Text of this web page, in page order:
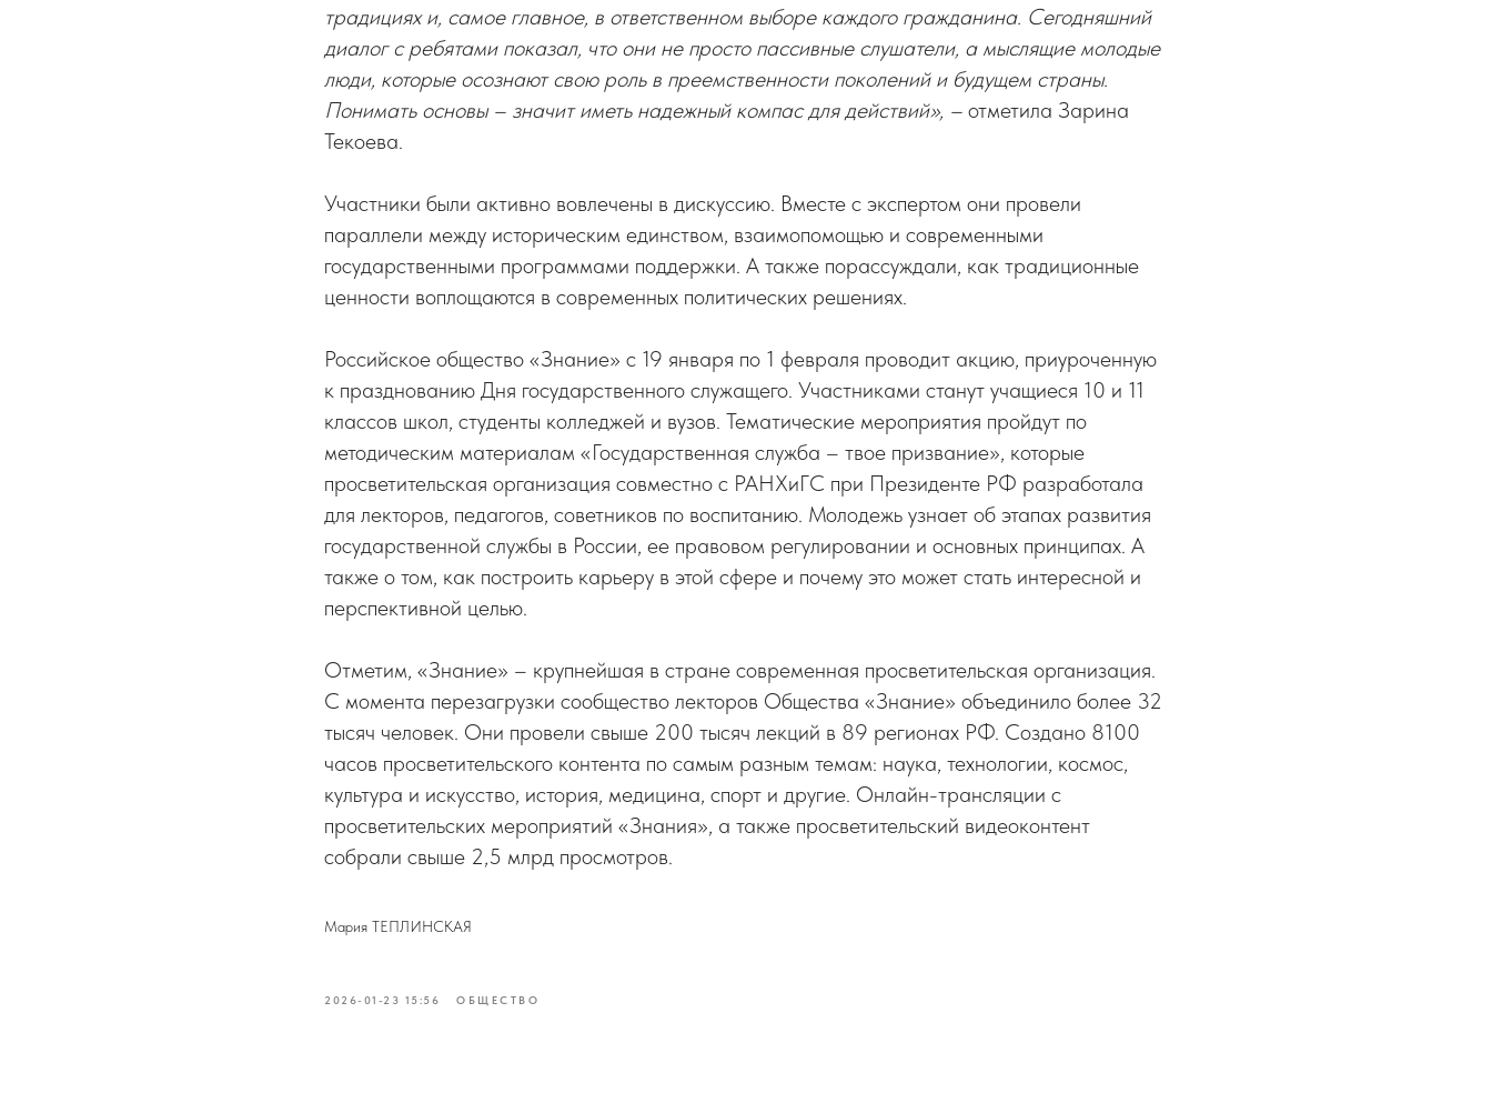
традициях и, самое главное, в ответственном выборе каждого гражданина. Сегодняшний
диалог с ребятами показал, что они не просто пассивные слушатели, а мыслящие молодые
люди, которые осознают свою роль в преемственности поколений и будущем страны.
Понимать основы – значит иметь надежный компас для действий», – отметила Зарина
Текоева.
Участники были активно вовлечены в дискуссию. Вместе с экспертом они провели
параллели между историческим единством, взаимопомощью и современными
государственными программами поддержки. А также порассуждали, как традиционные
ценности воплощаются в современных политических решениях.
Российское общество «Знание» с 19 января по 1 февраля проводит акцию, приуроченную
к празднованию Дня государственного служащего. Участниками станут учащиеся 10 и 11
классов школ, студенты колледжей и вузов. Тематические мероприятия пройдут по
методическим материалам «Государственная служба – твое призвание», которые
просветительская организация совместно с РАНХиГС при Президенте РФ разработала
для лекторов, педагогов, советников по воспитанию. Молодежь узнает об этапах развития
государственной службы в России, ее правовом регулировании и основных принципах. А
также о том, как построить карьеру в этой сфере и почему это может стать интересной и
перспективной целью.
Отметим, «Знание» – крупнейшая в стране современная просветительская организация.
С момента перезагрузки сообщество лекторов Общества «Знание» объединило более 32
тысяч человек. Они провели свыше 200 тысяч лекций в 89 регионах РФ. Создано 8100
часов просветительского контента по самым разным темам: наука, технологии, космос,
культура и искусство, история, медицина, спорт и другие. Онлайн-трансляции с
просветительских мероприятий «Знания», а также просветительский видеоконтент
собрали свыше 2,5 млрд просмотров.
Мария ТЕПЛИНСКАЯ
2026-01-23 15:56 ОБЩЕСТВО